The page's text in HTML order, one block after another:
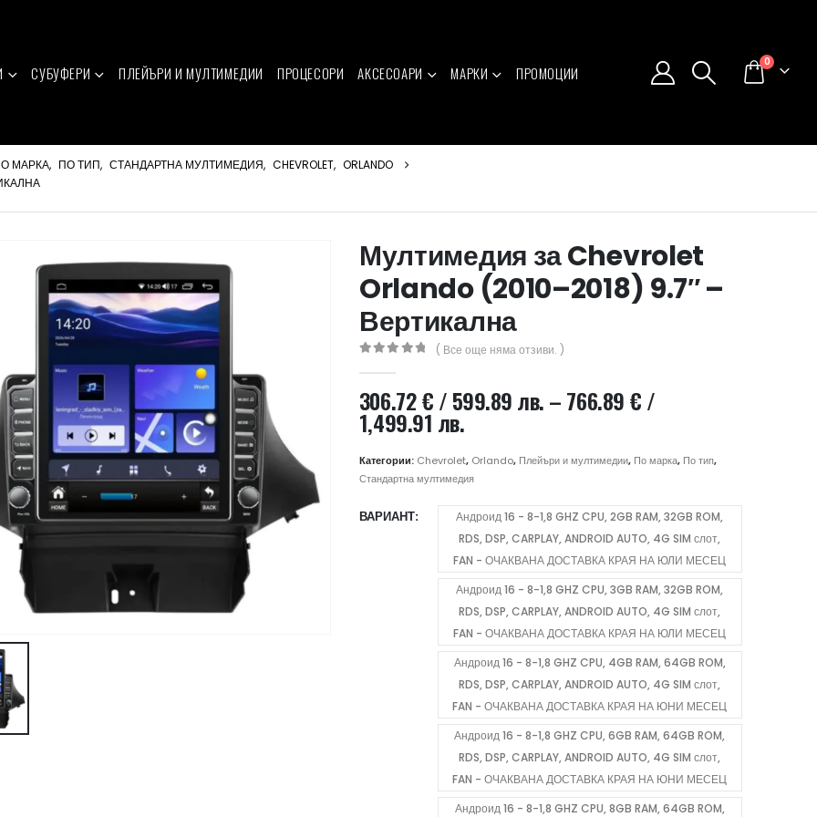
СУБУФЕРИ ПЛЕЙЪРИ И МУЛТИМЕДИИ ПРОЦЕСОРИ АКСЕСОАРИ МАРКИ ПРОМОЦИИ
0
МАРКА, ПО ТИП, СТАНДАРТНА МУЛТИМЕДИЯ, CHEVROLET, ORLANDO
Мултимедия за Chevrolet
Orlando (2010–2018) 9.7″ –
Вертикална
( Все още няма отзиви. )
306.72€/ 599.89 лв.–766.89€/
1,499.91 лв.Price
range:
306.72 €
/
599.89 лв.
through
766.89 €
/
1,499.91 лв.
Категории: Chevrolet, Orlando, Плейъри и мултимедии, По марка, По тип,
Стандартна мултимедия
ВАРИАНТ
Андроид 16 - 8-1,8 GHZ CPU, 2GB RAM, 32GB ROM,
RDS, DSP, CARPLAY, ANDROID AUTO, 4G SIM слот,
FAN - ОЧАКВАНА ДОСТАВКА КРАЯ НА ЮЛИ МЕСЕЦ
Андроид 16 - 8-1,8 GHZ CPU, 3GB RAM, 32GB ROM,
RDS, DSP, CARPLAY, ANDROID AUTO, 4G SIM слот,
FAN - ОЧАКВАНА ДОСТАВКА КРАЯ НА ЮЛИ МЕСЕЦ
Андроид 16 - 8-1,8 GHZ CPU, 4GB RAM, 64GB ROM,
RDS, DSP, CARPLAY, ANDROID AUTO, 4G SIM слот,
FAN - ОЧАКВАНА ДОСТАВКА КРАЯ НА ЮНИ МЕСЕЦ
Андроид 16 - 8-1,8 GHZ CPU, 6GB RAM, 64GB ROM,
RDS, DSP, CARPLAY, ANDROID AUTO, 4G SIM слот,
FAN - ОЧАКВАНА ДОСТАВКА КРАЯ НА ЮНИ МЕСЕЦ
Андроид 16 - 8-1,8 GHZ CPU, 8GB RAM, 64GB ROM,